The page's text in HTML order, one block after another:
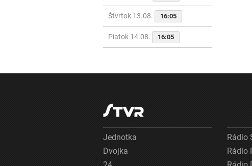
Štvrtok 13.08. 16:05
Piatok 14.08. 16:05
Jednotka
Dvojka
Rádio
Rádio